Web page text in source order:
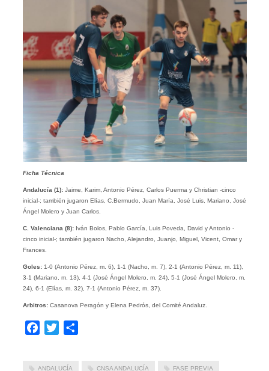
Ficha Técnica
Andalucía (1):Jaime, Karim, Antonio Pérez, Carlos Puerma y Christian -cinco
inicial-; también jugaron Elías, C.Bermudo, Juan María, José Luis, Mariano, José
Ángel Molero y Juan Carlos.
C. Valenciana (8):Iván Bolos, Pablo García, Luis Poveda, David y Antonio -
cinco inicial-; también jugaron Nacho, Alejandro, Juanjo, Miguel, Vicent, Omar y
Frances.
Goles:1-0 (Antonio Pérez, m. 6), 1-1 (Nacho, m. 7), 2-1 (Antonio Pérez, m. 11),
3-1 (Mariano, m. 13), 4-1 (José Ángel Molero, m. 24), 5-1 (José Ángel Molero, m.
24), 6-1 (Elías, m. 32), 7-1 (Antonio Pérez, m. 37).
Arbitros:Casanova Peragón y Elena Pedrós, del Comité Andaluz.
Facebook
Twitter
ANDALUCÍA CNSA ANDALUCÍA FASE PREVIA